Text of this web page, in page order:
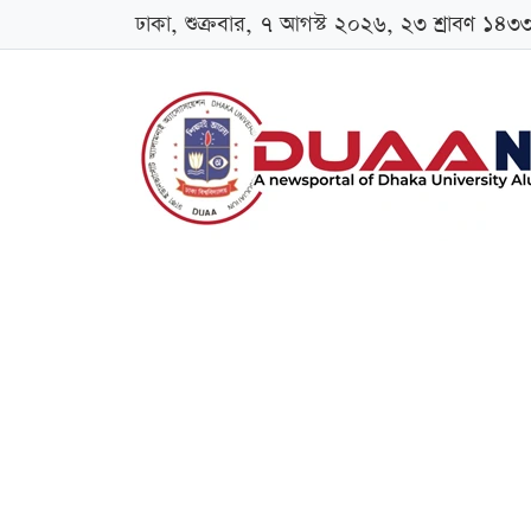
ঢাকা, শুক্রবার, ৭ আগস্ট ২০২৬, ২৩ শ্রাবণ